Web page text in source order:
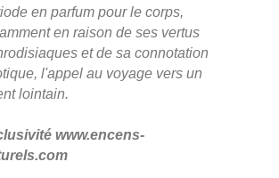
en parfum pour le corps,
en raison de ses vertus
et de sa connotation
l'appel au voyage vers un
lointain.
www.encens-